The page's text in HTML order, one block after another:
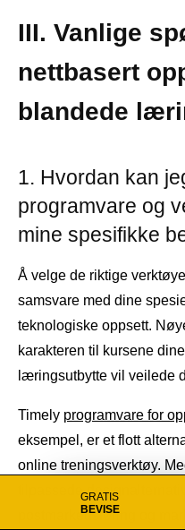
GRATIS
BEVISE
III. Vanlige
nettbasert
blandede
1. Hvordan kan
programvare og
mine spesifikke
Å velge de riktige
samsvare med dine
teknologiske oppsett.
karakteren til kursene
læringsutbytte vil veilede
Timely programvare for
eksempel, er et flott
online treningsverktøy.
tilpassede
postmarkedsføring og